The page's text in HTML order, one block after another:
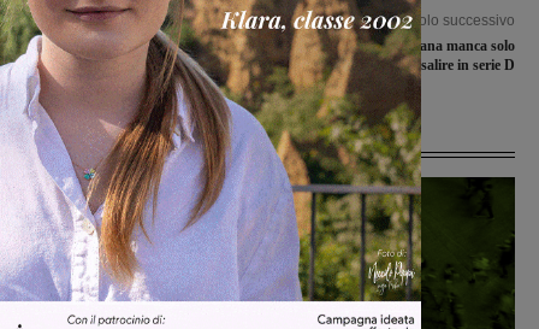
Articolo precedente
Albero cade sulla linea elettrica:
intervengono i vigili del fuoco
Articolo successivo
Al Terranuova Traiana manca solo
l’ultimo passo per salire in serie D
Ultime Notizie